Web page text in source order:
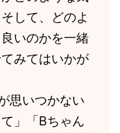
して、どのよ
いのかを一緒
みてはいかが
思いつかない
」「Bちゃん